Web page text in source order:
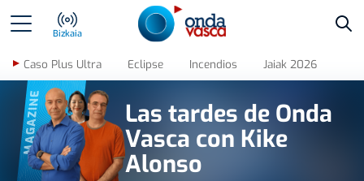
Bizkaia
Caso Plus Ultra Eclipse Incendios Jaiak 2026
MAGAZINE
Las tardes de Onda
Vasca con Kike
Alonso